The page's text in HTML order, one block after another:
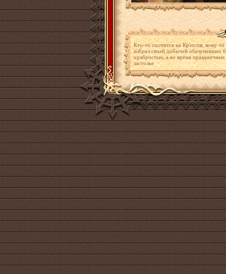
Кто-то охотится на Крэтсов, кому-
избрал своей добычей обезумевших
храбростью, а во время
застолье.